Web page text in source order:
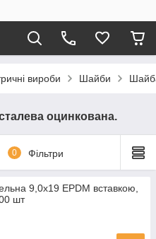
вироби Шайби
оцинкована.
0 Фільтри
9,0x19 EPDM вставкою,
шт